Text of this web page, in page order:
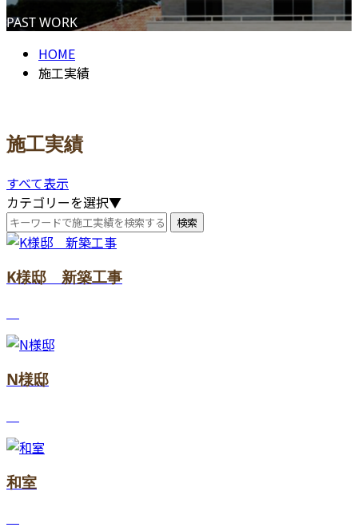
PAST WORK
HOME
施工実績
施工実績
すべて表示
カテゴリーを選択▼
K様邸 新築工事
N様邸
和室